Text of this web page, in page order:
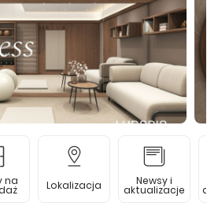
na Lokalizacja Newsy i
aktualizacje